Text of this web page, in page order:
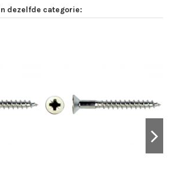
dezelfde categorie: